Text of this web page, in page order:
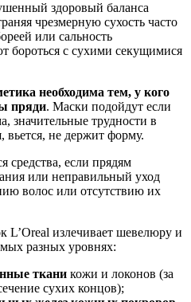
здоровый баланса
чрезмерную сухость часто
или сальность
бороться с сухими секущимися
необходима тем, у кого
пряди. Маски подойдут если
значительные трудности в
не держит форму.
если прядям
или неправильный уход
волос или отсутствию их
L’Oreal излечивает шевелюру и
разных уровнях:
ткани кожи и локонов (за
сухих концов);